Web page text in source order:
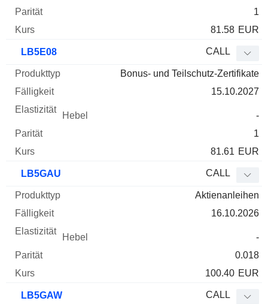
1
81.58 EUR
LB5E08 CALL
Bonus- und Teilschutz-Zertifikate
15.10.2027
-
1
81.61 EUR
LB5GAU CALL
Aktienanleihen
16.10.2026
-
0.018
100.40 EUR
LB5GAW CALL